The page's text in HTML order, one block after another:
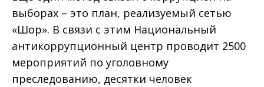
выборах – это план, реализуемый сетью
«Шор». В связи с этим Национальный
антикоррупционный центр проводит 2500
мероприятий по уголовному
преследованию, десятки человек